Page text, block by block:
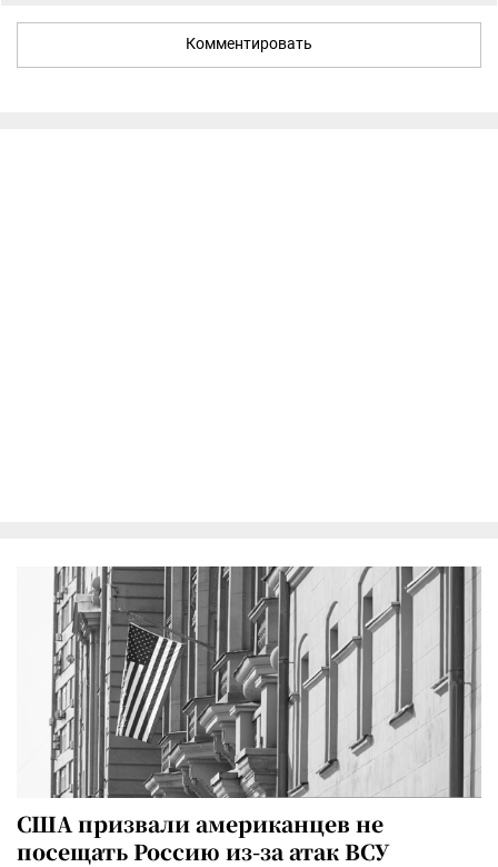
Комментировать
США призвали американцев не
посещать Россию из-за атак ВСУ